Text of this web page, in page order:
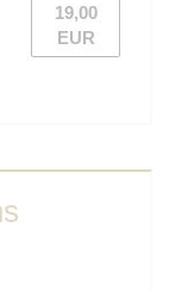
19,00
EUR